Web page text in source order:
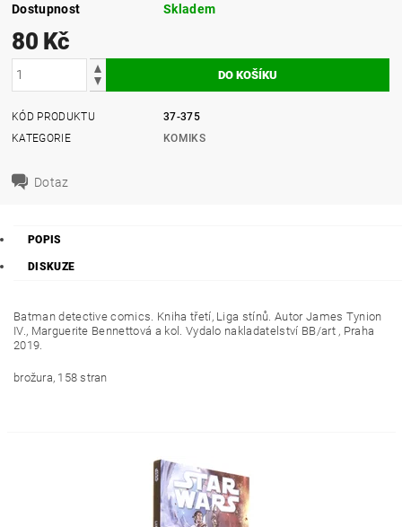
Dostupnost Skladem
80 Kč
KÓD PRODUKTU
37-375
KATEGORIE
KOMIKS
Dotaz
POPIS
DISKUZE
Batman detective comics. Kniha třetí, Liga stínů. Autor James Tynion
IV., Marguerite Bennettová a kol. Vydalo nakladatelství BB/art , Praha
2019.
brožura, 158 stran